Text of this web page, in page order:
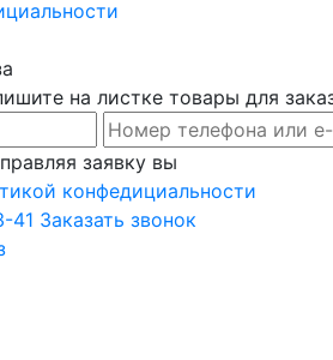
на листке товары для
заявку вы
конфедициальности
41 Заказать звонок